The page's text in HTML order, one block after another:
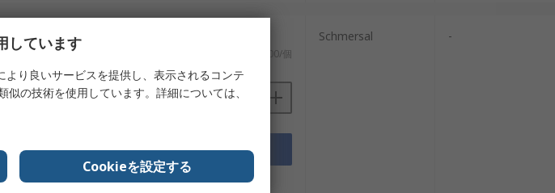
す。安全スイッチと制御機器を組み合わせた設備で比較されます。
れるメーカーです。安全カテゴリやPLを意識したガードロック設計で
ガードを保持するための機械安全部品です。機械の停止時間、供給電
シリーズ ソ
ックスイッチ,
点1, IP67
￥70,757.00/個
数量
追加
データシート
Schmersal -
しています
り良いサービスを提供し、表示されるコンテ
の技術を使用しています。詳細については、
Cookieを設定する